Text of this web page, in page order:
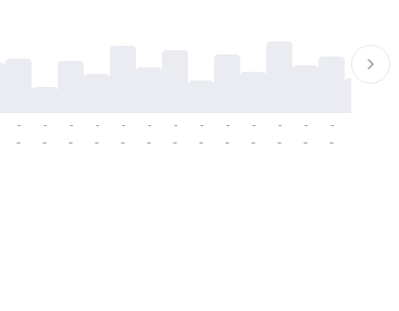
-
-
-
-
-
-
-
-
-
-
-
-
-
-
-
-
-
-
-
-
-
-
-
-
-
-